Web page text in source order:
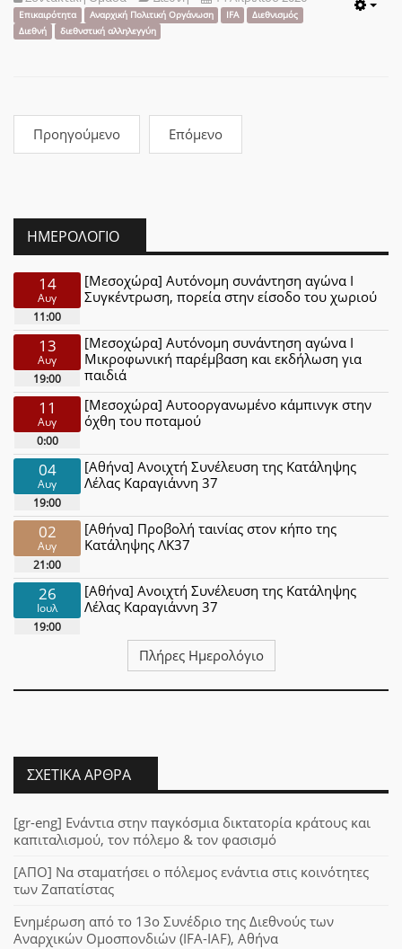
Επικαιρότητα Αναρχική Πολιτική Οργάνωση IFA
Διεθνισμός
Διεθνή
διεθνστική αλληλεγγύη
Προηγούμενο Επόμενο
ΗΜΕΡΟΛΌΓΙΟ
14
Αυγ
11:00
[Μεσοχώρα] Αυτόνομη συνάντηση αγώνα Ι
Συγκέντρωση, πορεία στην είσοδο του χωριού
13
Αυγ
19:00
[Μεσοχώρα] Αυτόνομη συνάντηση αγώνα Ι
Μικροφωνική παρέμβαση και εκδήλωση για
παιδιά
11
Αυγ
0:00
[Μεσοχώρα] Αυτοοργανωμένο κάμπινγκ στην
όχθη του ποταμού
04
Αυγ
19:00
[Αθήνα] Ανοιχτή Συνέλευση της Κατάληψης
Λέλας Καραγιάννη 37
02
Αυγ
21:00
[Αθήνα] Προβολή ταινίας στον κήπο της
Κατάληψης ΛΚ37
26
Ιουλ
19:00
[Αθήνα] Ανοιχτή Συνέλευση της Κατάληψης
Λέλας Καραγιάννη 37
Πλήρες Ημερολόγιο
ΣΧΕΤΙΚΆ ΆΡΘΡΑ
[gr-eng] Ενάντια στην παγκόσμια δικτατορία κράτους και
καπιταλισμού, τον πόλεμο & τον φασισμό
[ΑΠΟ] Να σταματήσει ο πόλεμος ενάντια στις κοινότητες
των Ζαπατίστας
Ενημέρωση από το 13ο Συνέδριο της Διεθνούς των
Αναρχικών Ομοσπονδιών (IFA-IAF), Αθήνα